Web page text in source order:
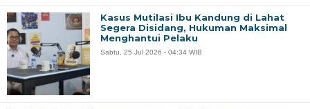
Kasus Mutilasi Ibu Kandung di Lahat
Segera Disidang, Hukuman Maksimal
Menghantui Pelaku
Sabtu, 25 Jul 2026 - 04:34 WIB